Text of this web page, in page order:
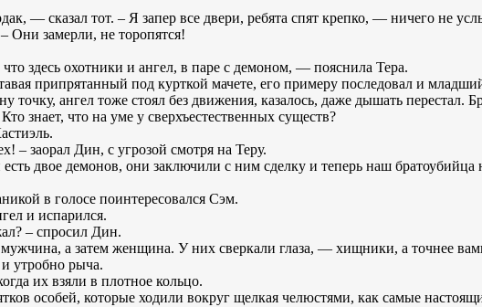
— сказал тот. – Я запер все двери, ребята спят крепко, — ничего не
замерли, не торопятся!
здесь охотники и ангел, в паре с демоном, — пояснила Тера.
припрятанный под курткой мачете, его примеру последовал и
точку, ангел тоже стоял без движения, казалось, даже дышать перестал.
знает, что на уме у сверхъестественных существ?
– заорал Дин, с угрозой смотря на Теру.
двое демонов, они заключили с ним сделку и теперь наш братоубийца
в голосе поинтересовался Сэм.
и испарился.
– спросил Дин.
мужчина, а затем женщина. У них сверкали глаза, — хищники, а точнее
утробно рыча.
их взяли в плотное кольцо.
особей, которые ходили вокруг щелкая челюстями, как самые